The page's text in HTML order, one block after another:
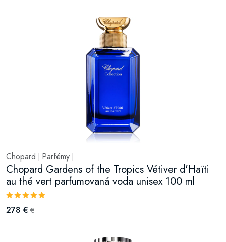
Chopard Parfémy
Chopard Gardens of the Tropics Vétiver d'Haïti
au thé vert parfumovaná voda unisex 100 ml
278 € €